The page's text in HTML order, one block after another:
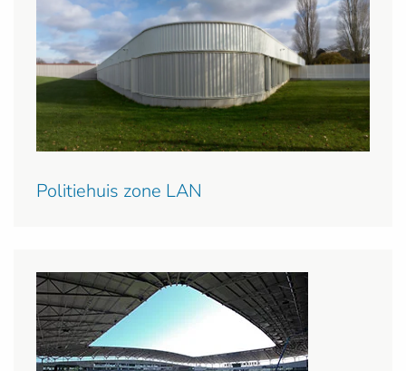
Politiehuis zone LAN